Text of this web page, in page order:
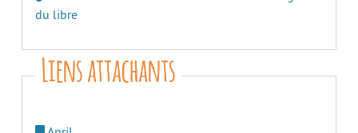
du libre
Liens attachants